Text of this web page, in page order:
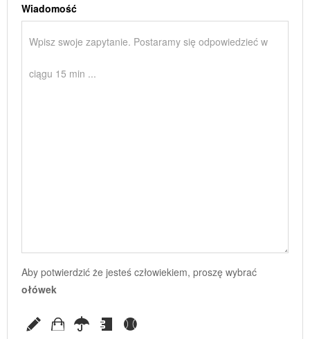
Wiadomość
Aby potwierdzić że jesteś człowiekiem, proszę wybrać
ołówek